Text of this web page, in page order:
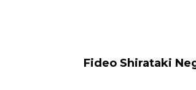
Fideo Shirataki